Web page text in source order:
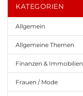
KATEGORIEN
Allgemein
Allgemeine Themen
Finanzen & Immobilien
Frauen / Mode